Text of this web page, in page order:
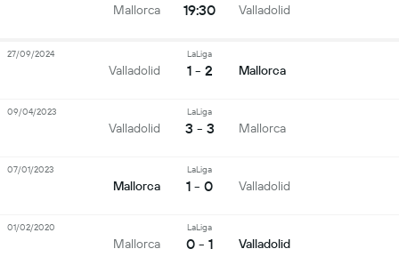
Mallorca 19:30 Valladolid
Valladolid
LaLiga
1 - 2 Mallorca
27/09/2024
Valladolid
LaLiga
3 - 3 Mallorca
09/04/2023
Mallorca
LaLiga
1 - 0 Valladolid
07/01/2023
Mallorca
LaLiga
0 - 1 Valladolid
01/02/2020